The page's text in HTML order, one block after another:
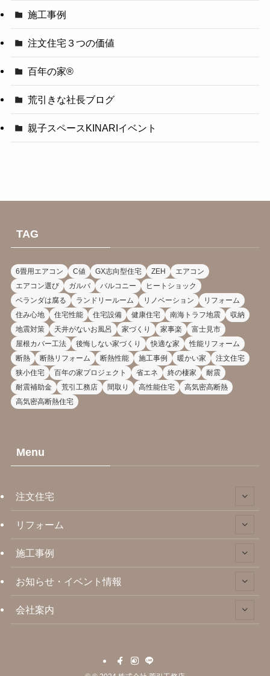
施工事例
注文住宅３つの価値
百年の家®️
荒引きな社長ブログ
親子スペースKINARIイベント
TAG
6畳用エアコン C値 GX志向型住宅 ZEH
エアコン
エアコン選び
ガルバ バルコニー
ヒートショック
ベランダは腐る
ランドリールーム リノベーション
リフォーム
住み心地
住宅性能 住宅設備 健康住宅 南海トラフ地震
収納
地震対策
天井がないお風呂 家づくり 家事楽
富士見市
屋根カバー工法
後悔しない家づくり 快適な家
性能リフォーム
断熱
断熱リフォーム 断熱性能 施工事例 暖かい家
注文住宅
狭小住宅
百年の家プロジェクト 省エネ 終の棲家
耐震
耐震補助金
荒引工務店 間取り 高性能住宅
高気密高断熱
高気密高断熱住宅
Menu
注文住宅
リフォーム
施工事例
お知らせ・イベント情報
会社案内